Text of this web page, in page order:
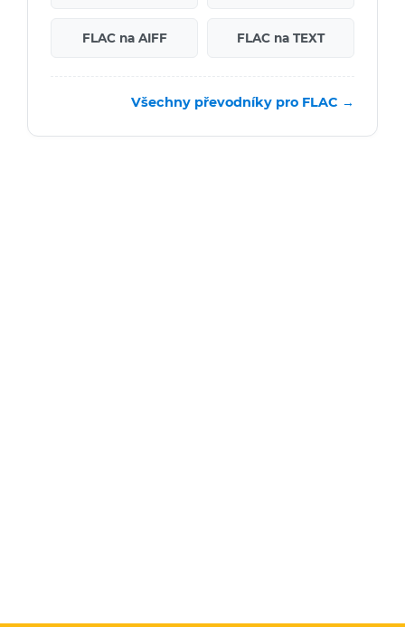
FLAC na AIFF FLAC na TEXT
Všechny převodníky pro FLAC →